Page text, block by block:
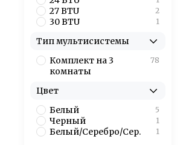
27 BTU 2
30 BTU 1
Тип мультисистемы
Комплект на 3
комнаты
78
Цвет
Белый
5
Черный 1
Белый/Серебро/Сер. 1